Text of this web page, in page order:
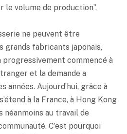
le volume de production”,
ne peuvent être
grands fabricants japonais,
progressivement commencé à
et la demande a
années. Aujourd’hui, grâce à
à la France, à Hong Kong
néanmoins au travail de
C’est pourquoi